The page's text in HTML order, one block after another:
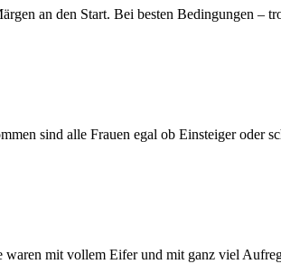
an den Start. Bei besten Bedingungen –
sind alle Frauen egal ob Einsteiger oder
waren mit vollem Eifer und mit ganz viel